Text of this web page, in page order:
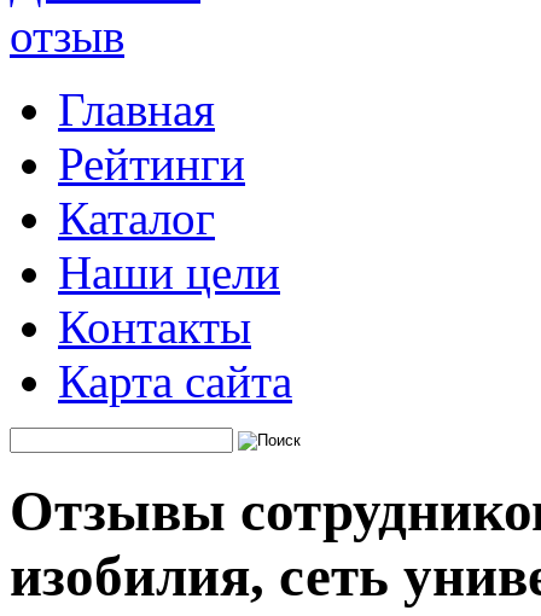
Главная
Рейтинги
Каталог
Наши цели
Контакты
Карта сайта
Отзывы
изобилия, сеть